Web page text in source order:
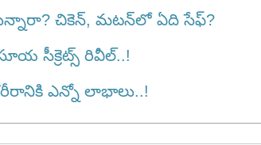
చికెన్, మటన్‌లో ఏది సేఫ్?
సీక్రెట్స్ రివీల్..!
ఎన్నో లాభాలు..!